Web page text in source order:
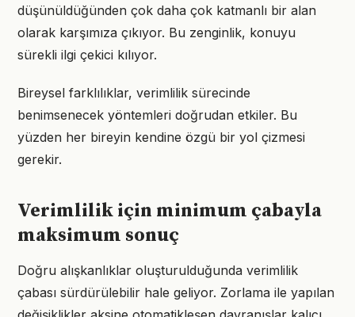
düşünüldüğünden çok daha çok katmanlı bir alan
olarak karşımıza çıkıyor. Bu zenginlik, konuyu
sürekli ilgi çekici kılıyor.
Bireysel farklılıklar, verimlilik sürecinde
benimsenecek yöntemleri doğrudan etkiler. Bu
yüzden her bireyin kendine özgü bir yol çizmesi
gerekir.
Verimlilik için minimum çabayla
maksimum sonuç
Doğru alışkanlıklar oluşturulduğunda verimlilik
çabası sürdürülebilir hale geliyor. Zorlama ile yapılan